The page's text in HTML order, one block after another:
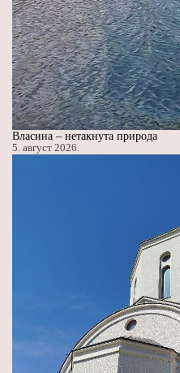
Власина – нетакнута природа
5. август 2026.